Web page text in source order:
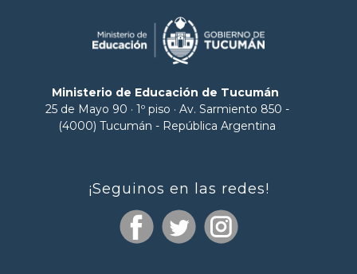
Ministerio de Educación de Tucumán
25 de Mayo 90 · 1º piso · Av. Sarmiento 850 -
(4000) Tucumán - República Argentina
¡Seguinos en las redes!